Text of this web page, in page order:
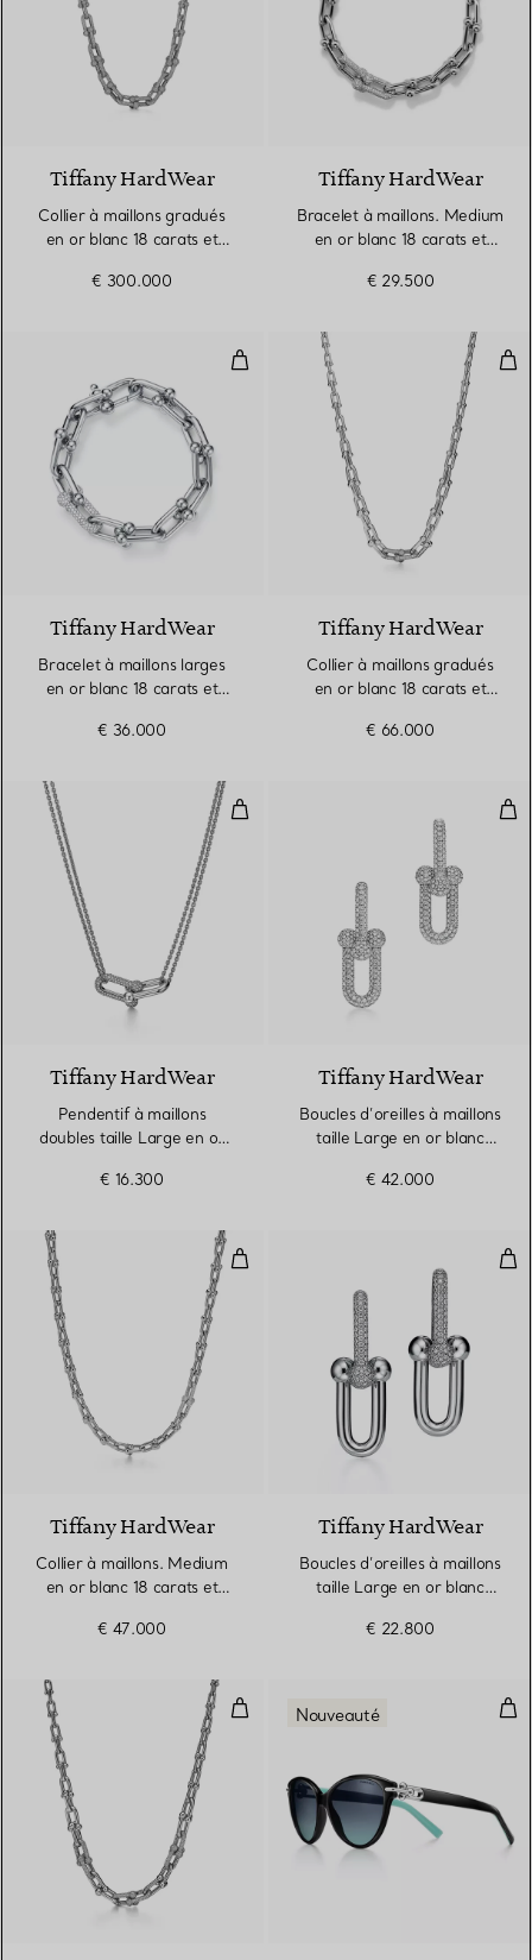
3 Matériaux
Tiffany HardWear
Collier à maillons gradués
en or blanc 18 carats et
€ 300.000
Tiffany HardWear
Bracelet à maillons. Medium
en or blanc 18 carats et
€ 29.500
Bracelet à maillons larges en or
3 Matériaux
Tiffany HardWear
Bracelet à maillons larges
en or blanc 18 carats et
€ 36.000
Tiffany HardWear
Collier à maillons gradués
en or blanc 18 carats et
€ 66.000
Pendentif à maillons doubles
3 Matériaux
Tiffany HardWear
Pendentif à maillons
doubles taille Large en or
diamants
€ 16.300
Tiffany HardWear
Boucles d’oreilles à maillons
taille Large en or blanc
€ 42.000
Collier à maillons. Medium en
3 Matériaux
Tiffany HardWear
Collier à maillons. Medium
en or blanc 18 carats et
€ 47.000
Tiffany HardWear
Boucles d’oreilles à maillons
taille Large en or blanc
diamants
€ 22.800
Sautoir à maillons en or blanc
Nouveauté